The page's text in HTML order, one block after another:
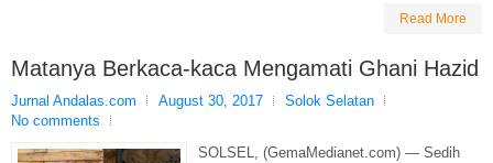
Read More
Matanya Berkaca-kaca Mengamati Ghani Hazid
Jurnal Andalas.com August 30, 2017
Solok Selatan
No comments
SOLSEL, (GemaMedianet.com) — Sedih